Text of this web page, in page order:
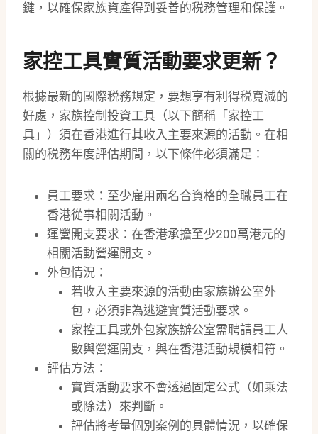
鍵，以確保家族資產得到妥善的税務管理和保護。
家控工具實質活動要求更新？
根據最新的國際税務規定，要想享有利得税寬減的
好處，家族控制投資工具（以下簡稱「家控工
具」）須在香港進行其收入主要來源的活動。在相
關的税務年度評估期間，以下條件必須滿足：
員工要求：至少雇用兩名合資格的全職員工在
香港從事相關活動。
運營開支要求：在香港承擔至少200萬港元的
相關活動營運開支。
外包情況：
若收入主要來源的活動由家族辦公室外
包，必須非為逃避實質活動要求。
家控工具或外包家族辦公室需聘請員工人
數與營運開支，與在香港活動規模相符。
評估方法：
實質活動要求不會透過固定公式（如乘法
或除法）來判斷。
評估將考量個別案例的具體情況，以確保